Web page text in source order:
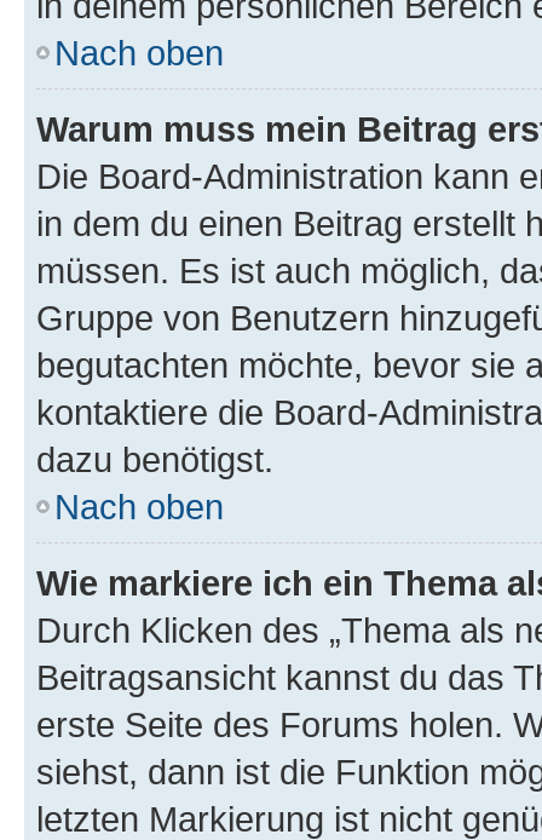
Nach oben
Warum muss mein Beitrag
Die Board-Administration kann
in dem du einen Beitrag erstellt
müssen. Es ist auch möglich,
Gruppe von Benutzern
begutachten möchte, bevor sie
kontaktiere die Board-
dazu benötigst.
Nach oben
Wie markiere ich ein Thema
Durch Klicken des „Thema als
Beitragsansicht kannst du das
erste Seite des Forums holen.
siehst, dann ist die Funktion
letzten Markierung ist nicht